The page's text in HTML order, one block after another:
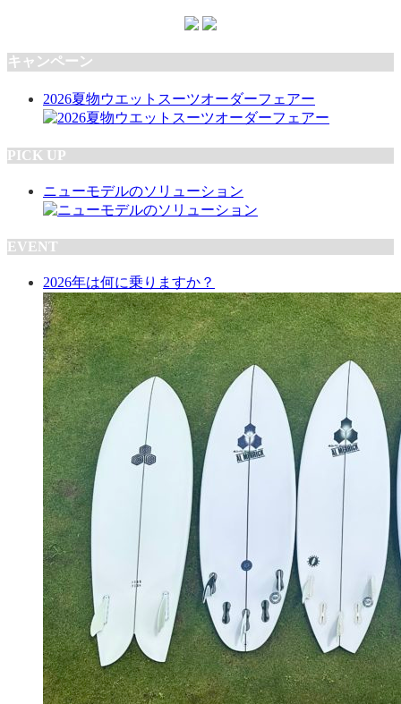
キャンペーン
2026夏物ウエットスーツオーダーフェアー
PICK UP
ニューモデルのソリューション
EVENT
2026年は何に乗りますか？